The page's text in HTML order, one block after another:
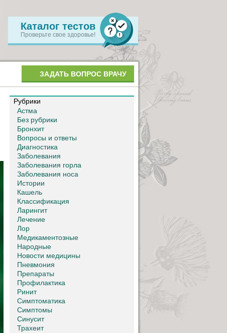
Каталог тестов
Проверьте свое здоровье!
ЗАДАТЬ ВОПРОС ВРАЧУ
Рубрики
Астма
Без рубрики
Бронхит
Вопросы и ответы
Диагностика
Заболевания
Заболевания горла
Заболевания носа
Истории
Кашель
Классификация
Ларингит
Лечение
Лор
Медикаментозные
Народные
Новости медицины
Пневмония
Препараты
Профилактика
Ринит
Симптоматика
Симптомы
Синусит
Трахеит